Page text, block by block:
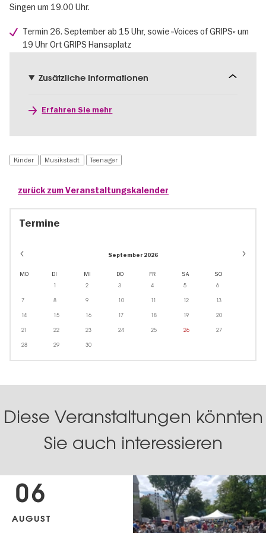
Singen um 19.00 Uhr.
Termin 26. September ab 15 Uhr, sowie »Voices of GRIPS« um
19 Uhr Ort GRIPS Hansaplatz
Zusätzliche Informationen
Erfahren Sie mehr
Kinder Musikstadt Teenager
zurück zum Veranstaltungskalender
Termine
September 2026
MO DI MI DO FR SA SO
1 2 3 4 5 6
7 8 9 10 11 12 13
14 15 16 17 18 19 20
21 22 23 24 25 26 27
28 29 30
Diese Veranstaltungen könnten
Sie auch interessieren
06
AUGUST